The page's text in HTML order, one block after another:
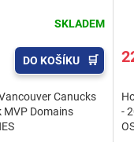
SKLADEM
DO KOŠÍKU
Canucks
MVP Domains
-